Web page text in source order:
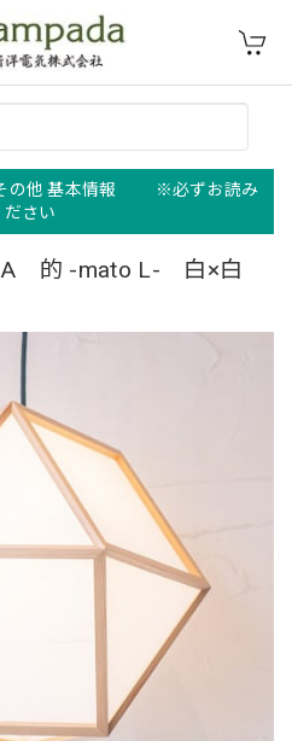
その他 基本情報 ※必ずお読み
ださい
A 的 -mato L- 白×白